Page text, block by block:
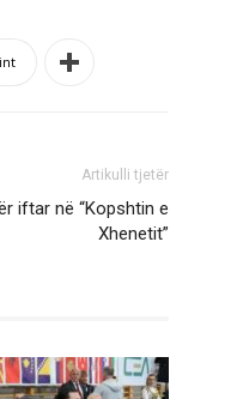
Artikulli tjetër
iftar në “Kopshtin e
Xhenetit”